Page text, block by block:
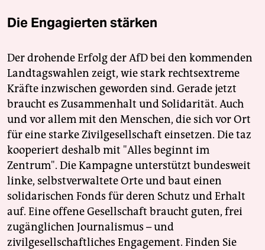
Die Engagierten stärken
Der drohende Erfolg der AfD bei den kommenden
Landtagswahlen zeigt, wie stark rechtsextreme
Kräfte inzwischen geworden sind. Gerade jetzt
braucht es Zusammenhalt und Solidarität. Auch
und vor allem mit den Menschen, die sich vor Ort
für eine starke Zivilgesellschaft einsetzen. Die taz
kooperiert deshalb mit "Alles beginnt im
Zentrum". Die Kampagne unterstützt bundesweit
linke, selbstverwaltete Orte und baut einen
solidarischen Fonds für deren Schutz und Erhalt
auf. Eine offene Gesellschaft braucht guten, frei
zugänglichen Journalismus – und
zivilgesellschaftliches Engagement. Finden Sie